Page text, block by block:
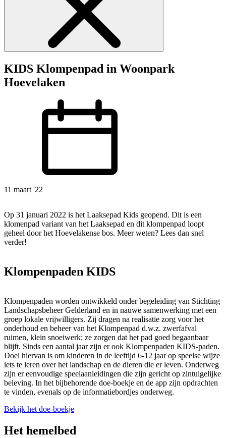
KIDS Klompenpad in Woonpark
Hoevelaken
11 maart '22
Op 31 januari 2022 is het Laaksepad Kids geopend. Dit is een
klomenpad variant van het Laaksepad en dit klompenpad loopt
geheel door het Hoevelakense bos. Meer weten? Lees dan snel
verder!
Klompenpaden KIDS
Klompenpaden worden ontwikkeld onder begeleiding van Stichting
Landschapsbeheer Gelderland en in nauwe samenwerking met een
groep lokale vrijwilligers. Zij dragen na realisatie zorg voor het
onderhoud en beheer van het Klompenpad d.w.z. zwerfafval
ruimen, klein snoeiwerk; ze zorgen dat het pad goed begaanbaar
blijft. Sinds een aantal jaar zijn er ook Klompenpaden KIDS-paden.
Doel hiervan is om kinderen in de leeftijd 6-12 jaar op speelse wijze
iets te leren over het landschap en de dieren die er leven. Onderweg
zijn er eenvoudige speelaanleidingen die zijn gericht op zintuigelijke
beleving. In het bijbehorende doe-boekje en de app zijn opdrachten
te vinden, evenals op de informatiebordjes onderweg.
Bekijk het doe-boekje
Het hemelbed